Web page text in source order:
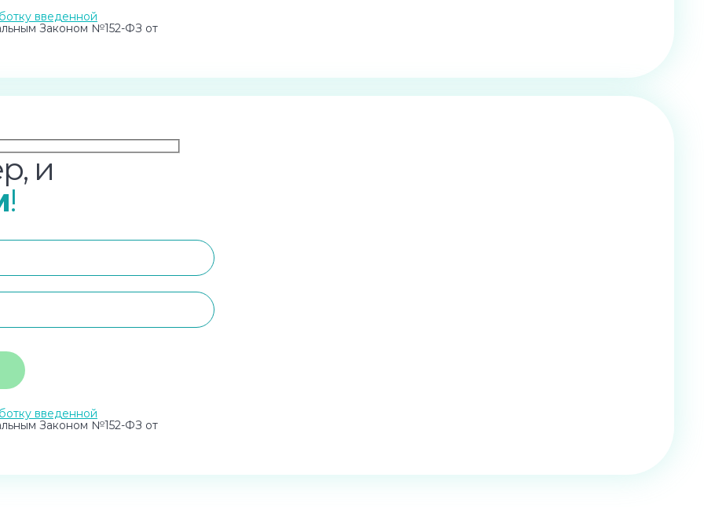
введенной
Законом №152-ФЗ от
и
!
введенной
Законом №152-ФЗ от